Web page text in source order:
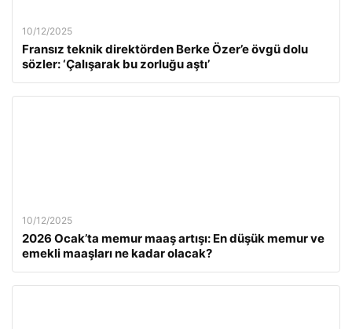
10/12/2025
Fransız teknik direktörden Berke Özer’e övgü dolu
sözler: ‘Çalışarak bu zorluğu aştı’
10/12/2025
2026 Ocak’ta memur maaş artışı: En düşük memur ve
emekli maaşları ne kadar olacak?